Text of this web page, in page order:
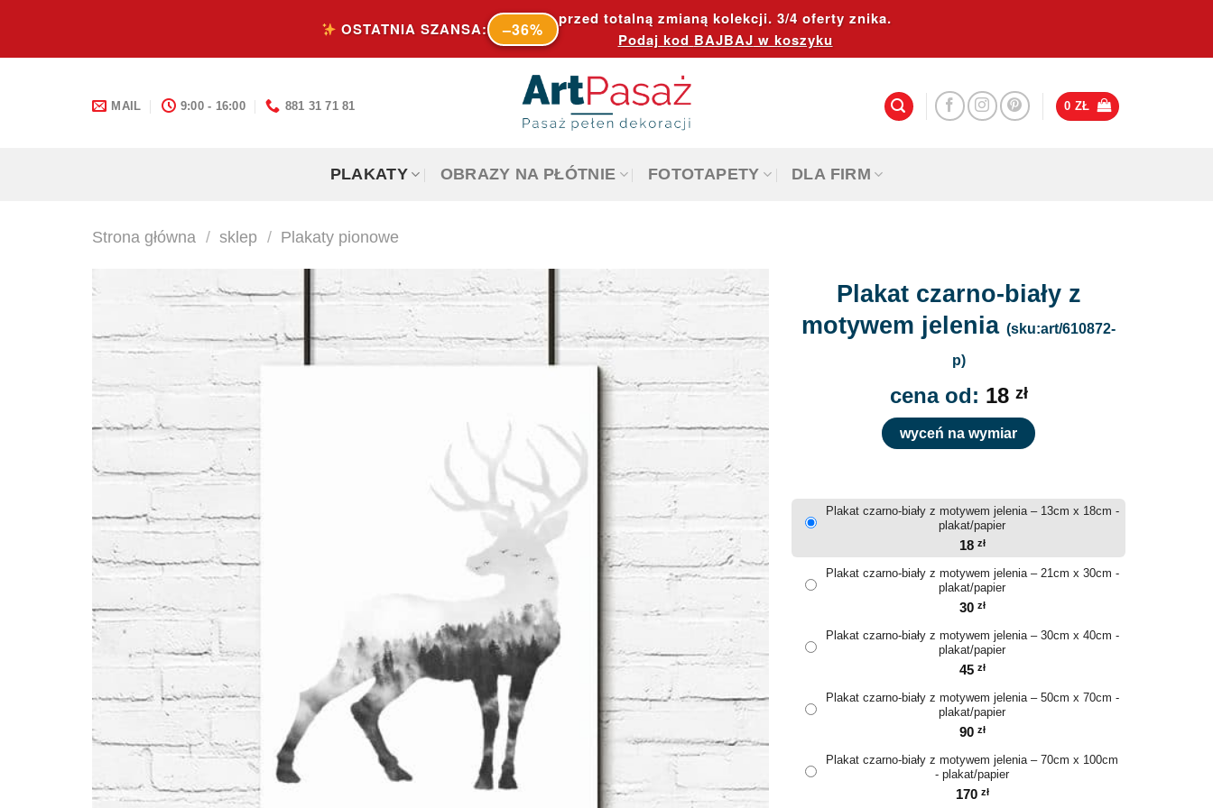
content
OSTATNIA SZANSA: –36%
przed totalną zmianą kolekcji. 3/4 oferty znika.
Podaj kod BAJBAJ w koszyku
MAIL 9:00 - 16:00 881 31 71 81 0 ZŁ
PLAKATY OBRAZY NA PŁÓTNIE FOTOTAPETY DLA FIRM
Strona główna / sklep / Plakaty pionowe
Plakat czarno-biały z
motywem jelenia (sku:art/610872-
p)
cena od: 18 zł
wyceń na wymiar
Plakat czarno-biały z motywem jelenia – 13cm x 18cm -
plakat/papier
18 zł
Plakat czarno-biały z motywem jelenia – 21cm x 30cm -
plakat/papier
30 zł
Plakat czarno-biały z motywem jelenia – 30cm x 40cm -
plakat/papier
45 zł
Plakat czarno-biały z motywem jelenia – 50cm x 70cm -
plakat/papier
90 zł
Plakat czarno-biały z motywem jelenia – 70cm x 100cm
- plakat/papier
170 zł